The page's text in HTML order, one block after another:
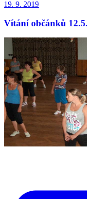
19. 9. 2019
Vítání občánků